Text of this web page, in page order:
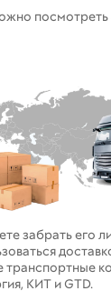
посмотреть
забрать его
транспортные
КИТ и GTD.